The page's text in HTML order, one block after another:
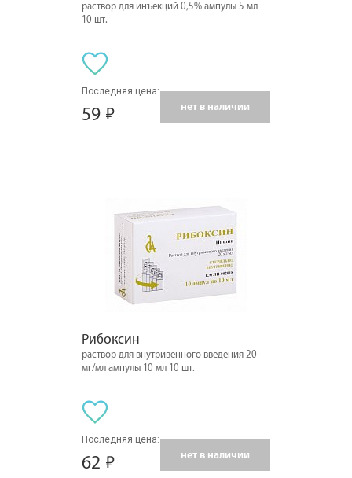
раствор для инъекций 0,5% ампулы 5 мл
10 шт.
Последняя цена:
59 нет в наличии
Рибоксин
раствор для внутривенного введения 20
мг/мл ампулы 10 мл 10 шт.
Последняя цена:
62 нет в наличии